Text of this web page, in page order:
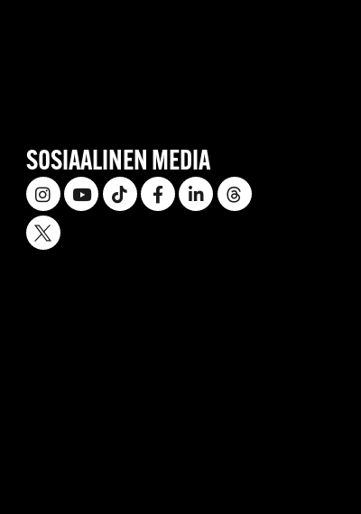
SOSIAALINEN MEDIA